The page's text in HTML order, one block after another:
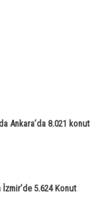
Ankara’da 8.021 konut
İzmir’de 5.624 Konut